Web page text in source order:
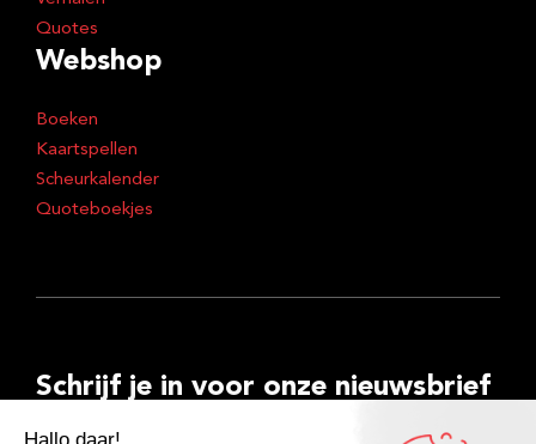
Quotes
Webshop
Boeken
Kaartspellen
Scheurkalender
Quoteboekjes
Schrijf je in voor onze nieuwsbrief